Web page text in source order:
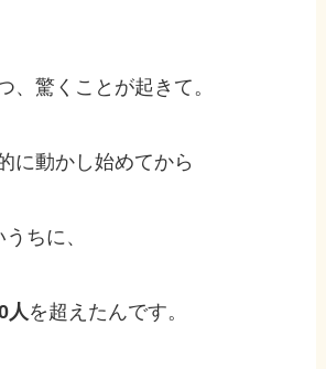
、驚くことが起きて。
に動かし始めてから
ちに、
人 を超えたんです。